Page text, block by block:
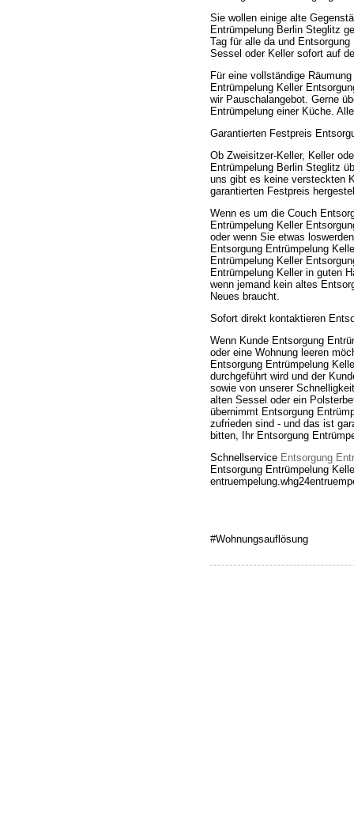
Sie wollen einige alte
Entrümpelung Berlin Steglitz
Tag für alle da und
Sessel oder Keller sofort auf
Für eine vollständige
Entrümpelung Keller
wir Pauschalangebot. Gerne
Entrümpelung einer Küche.
Garantierten Festpreis
Ob Zweisitzer-Keller, Keller
Entrümpelung Berlin Steglitz
uns gibt es keine versteckten
garantierten Festpreis
Wenn es um die Couch
Entrümpelung Keller
oder wenn Sie etwas
Entsorgung Entrümpelung
Entrümpelung Keller
Entrümpelung Keller in guten
wenn jemand kein altes
Neues braucht.
Sofort direkt kontaktieren
Wenn Kunde Entsorgung
oder eine Wohnung leeren
Entsorgung Entrümpelung
durchgeführt wird und der
sowie von unserer
alten Sessel oder ein
übernimmt Entsorgung
zufrieden sind - und das ist
bitten, Ihr Entsorgung
Schnellservice Entsorgung
Entsorgung Entrümpelung
#Wohnungsauflösung